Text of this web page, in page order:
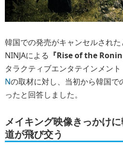
韓国での発売がキャンセルされ
NINJAによる 『Rise of the Ronin
タラクティブエンタテインメン
Nの取材に対し、当初から韓国
ったと回答しました。
メイキング映像きっかけ
道が飛び交う